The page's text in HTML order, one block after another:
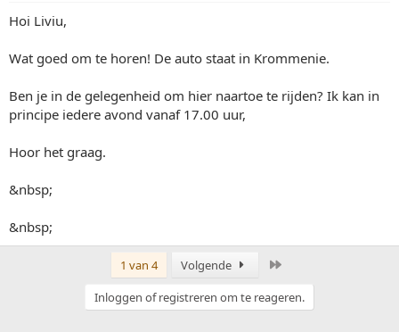
Hoi Liviu,
Wat goed om te horen! De auto staat in Krommenie.
Ben je in de gelegenheid om hier naartoe te rijden? Ik kan in
principe iedere avond vanaf 17.00 uur,
Hoor het graag.
&nbsp;
&nbsp;
1 van 4 Volgende
Inloggen of registreren om te reageren.